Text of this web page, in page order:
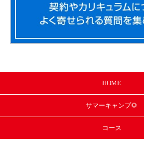
HOME
サマーキャンプ🌻
コース